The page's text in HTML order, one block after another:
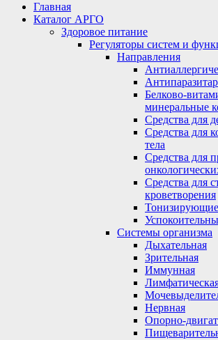
Главная
Каталог АРГО
Здоровое питание
Регуляторы систем и
Направления
Белково-
минеральные
Средства для
Средства для
тела
Средства для
Средства для
кроветворения
Тонизирующие
Системы организма
Дыхательная
Зрительная
Иммунная
Нервная
Опорно-